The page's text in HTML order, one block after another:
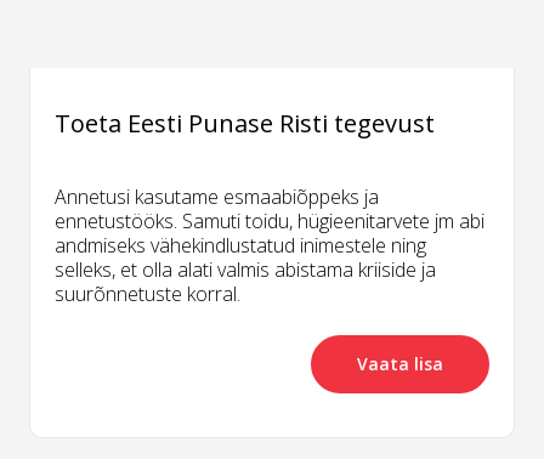
Toeta Eesti Punase Risti tegevust
Annetusi kasutame esmaabiõppeks ja
ennetustööks. Samuti toidu, hügieenitarvete jm abi
andmiseks vähekindlustatud inimestele ning
selleks, et olla alati valmis abistama kriiside ja
suurõnnetuste korral.
Vaata lisa